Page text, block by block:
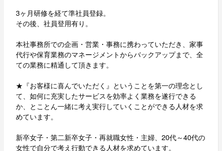
3ヶ月研修を経て準社員登録。
その後、社員登用有り。
本社事務所での企画・営業・事務に携わっていただき、家事
代行や保育業務のマネージメントからバックアップまで、全
ての業務に精通して頂きます。
★『お客様に喜んでいただく』ということを第一の理念とし
て、如何に充実したサービスを効率よく業務を遂行できる
か、とことん一緒に考え実行していくことができる人材を求
めています。
新卒女子・第二新卒女子・再就職女性・主婦、20代～40代の
女性で自分で考え行動できる人材を求めています。